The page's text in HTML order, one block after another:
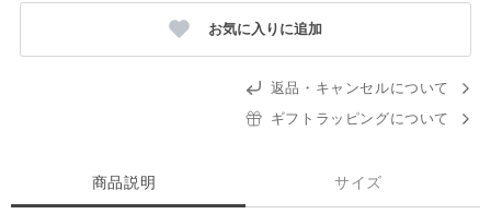
お気に入りに追加
返品・キャンセルについて
ギフトラッピングについて
商品説明 サイズ